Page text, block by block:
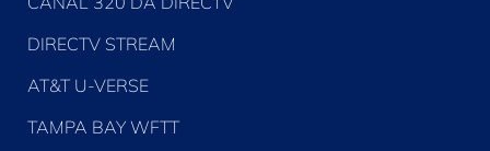
DIRECTV STREAM
AT&T U-VERSE
TAMPA BAY WFTT